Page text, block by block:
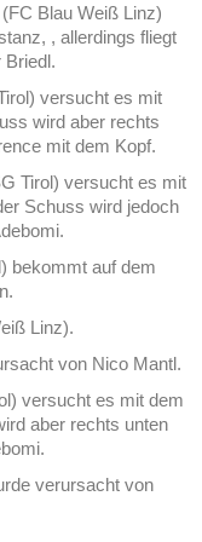
Blau Weiß Linz)
, allerdings fliegt
Briedl.
versucht es mit
wird aber rechts
mit dem Kopf.
Tirol) versucht es mit
Schuss wird jedoch
bekommt auf dem
Linz).
von Nico Mantl.
versucht es mit dem
aber rechts unten
verursacht von